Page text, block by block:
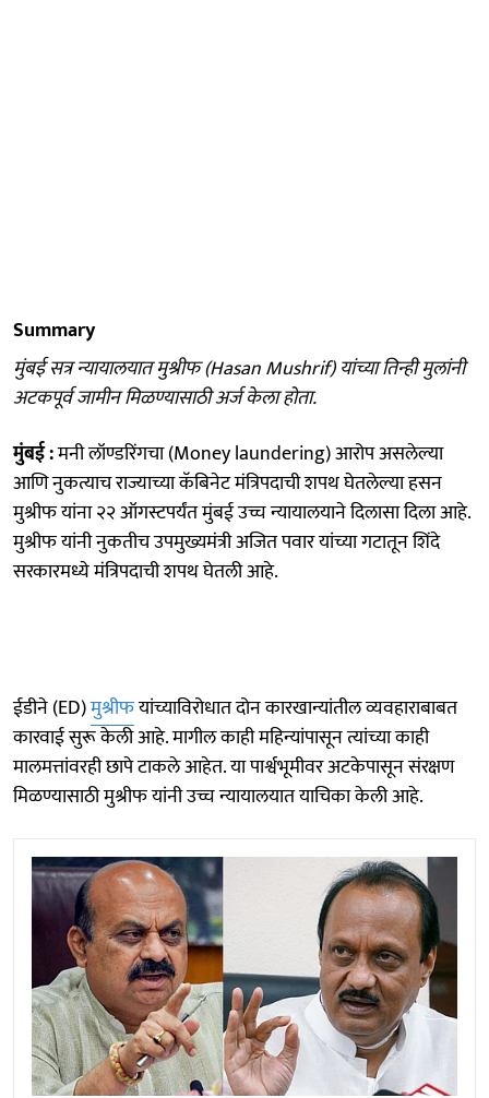
Summary
मुंबई सत्र न्यायालयात मुश्रीफ (Hasan Mushrif) यांच्या तिन्ही मुलांनी
अटकपूर्व जामीन मिळण्यासाठी अर्ज केला होता.
मुंबई :मनी लॉण्डरिंगचा (Money laundering) आरोप असलेल्या
आणि नुकत्याच राज्याच्या कॅबिनेट मंत्रिपदाची शपथ घेतलेल्या हसन
मुश्रीफ यांना २२ ऑगस्टपर्यंत मुंबई उच्च न्यायालयाने दिलासा दिला आहे.
मुश्रीफ यांनी नुकतीच उपमुख्यमंत्री अजित पवार यांच्या गटातून शिंदे
सरकारमध्ये मंत्रिपदाची शपथ घेतली आहे.
ईडीने (ED)मुश्रीफयांच्याविरोधात दोन कारखान्यांतील व्यवहाराबाबत
कारवाई सुरू केली आहे. मागील काही महिन्यांपासून त्यांच्या काही
मालमत्तांवरही छापे टाकले आहेत. या पार्श्वभूमीवर अटकेपासून संरक्षण
मिळण्यासाठी मुश्रीफ यांनी उच्च न्यायालयात याचिका केली आहे.